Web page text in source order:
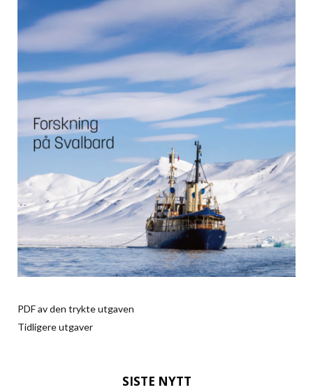
PDF av den trykte utgaven
Tidligere utgaver
SISTE NYTT